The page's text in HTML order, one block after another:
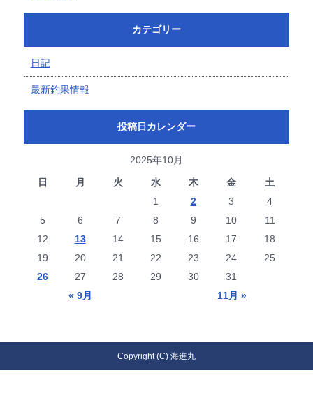
カテゴリー
日記
最新釣果情報
投稿日カレンダー
2025年10月
日
月 火 水 木 金 土
« 9月 11月 »
1 2 3
4
5
6 7 8 9 10
11
12
13 14 15 16 17
18
19
20 21 22 23 24
25
26
27 28 29 30 31
Copyright (C) 海進丸